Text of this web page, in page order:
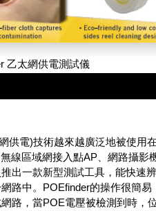
乙太網供電測試儀
供電)技術越來越廣泛地被使用
線區域網接入點AP、網路攝影
出一款新型測試工具，能快速
路中。POEfinder的操作很簡易
路，當POE電壓被檢測到時，